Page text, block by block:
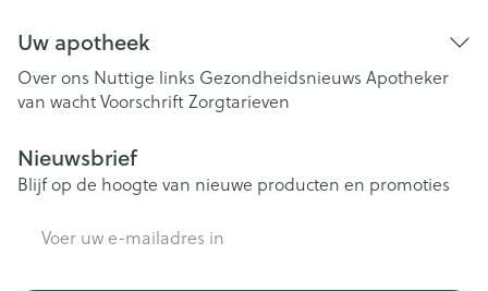
Uw apotheek
Over ons Nuttige links Gezondheidsnieuws Apotheker
van wachtVoorschriftZorgtarieven
Nieuwsbrief
Blijf op de hoogte van nieuwe producten en promoties